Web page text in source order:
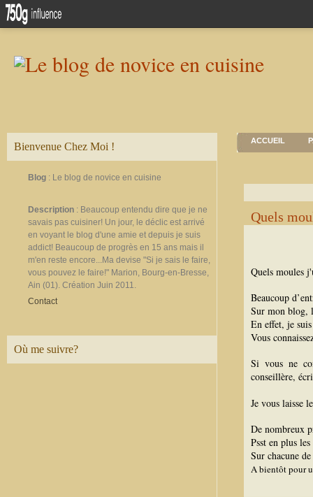
Bienvenue Chez Moi !
Blog : Le blog de novice en cuisine
Description : Beaucoup entendu dire que je ne
savais pas cuisiner! Un jour, le déclic est arrivé
en voyant le blog d'une amie et depuis je suis
addict! Beaucoup de progrès en 15 ans mais il
m'en reste encore...Ma devise "Si je sais le faire,
vous pouvez le faire!" Marion, Bourg-en-Bresse,
Ain (01). Création Juin 2011.
Contact
Où me suivre?
ACCUEIL
Quels
Quels moules
Beaucoup
Sur mon blog,
En effet, je
Vous
Si vous ne
conseillère,
Je vous laisse
De nombreux
Psst en plus
Sur chacune
A bientôt pour